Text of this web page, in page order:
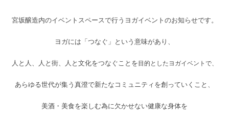
宮坂醸造内のイベントスペースで行うヨガイベントのお知らせです。
ヨガには「つなぐ」という意味があり、
人と人、人と街、人と文化をつなぐことを目的としたヨガイベントで、
あらゆる世代が集う真澄で新たなコミュニティを創っていくこと、
美酒・美食を楽しむ為に欠かせない健康な身体を